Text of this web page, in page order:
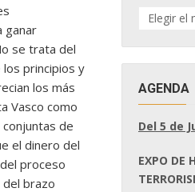
ganar
se trata del
principios y
los más
Vasco como
de
el dinero del
proceso
del brazo
HISTÓRICO
DE
AGENDA
Del 5 de
EXPO DE